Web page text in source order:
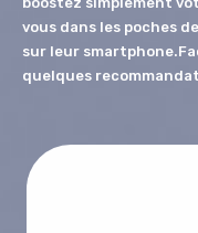
vous dans les poches
sur leur smartphone.
quelques